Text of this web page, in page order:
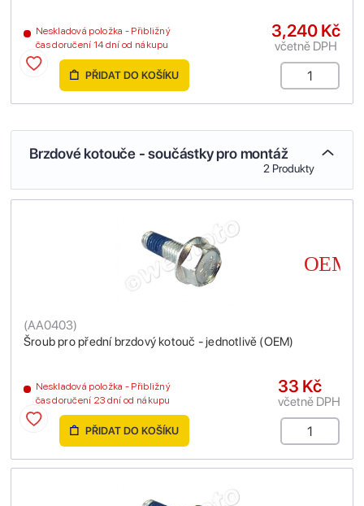
Neskladová položka - Přibližný
čas doručení 14 dní od nákupu
3,240 Kč
včetně DPH
PŘIDAT DO KOŠÍKU
Brzdové kotouče - součástky pro montáž
2 Produkty
Šroub pro přední brzdový kotouč - jednotlivě (OEM)
(AA0403)
Neskladová položka - Přibližný
čas doručení 23 dní od nákupu
33 Kč
včetně DPH
PŘIDAT DO KOŠÍKU